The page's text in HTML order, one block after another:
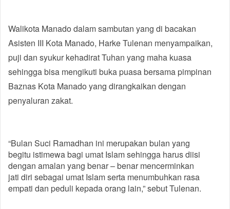
Walikota Manado dalam sambutan yang di bacakan
Asisten III Kota Manado, Harke Tulenan menyampaikan,
puji dan syukur kehadirat Tuhan yang maha kuasa
sehingga bisa mengikuti buka puasa bersama pimpinan
Baznas Kota Manado yang dirangkaikan dengan
penyaluran zakat.
“Bulan Suci Ramadhan ini merupakan bulan yang
begitu istimewa bagi umat Islam sehingga harus diisi
dengan amalan yang benar – benar mencerminkan
jati diri sebagai umat Islam serta menumbuhkan rasa
empati dan peduli kepada orang lain,” sebut Tulenan.